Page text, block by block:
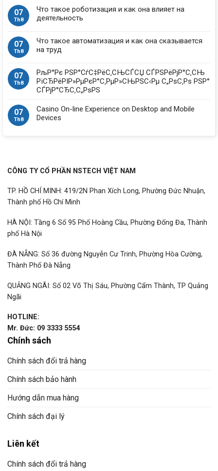
07
Th8
Что такое роботизация и как она влияет на
деятельность
07
Th8
Что такое автоматизация и как она сказывается
на труд
07
Th8
РљР°Рє РЅР°СѓС‡РёС‚СЊСЃСЏ СЃРЅРёРјР°С‚СЊ
РїСЂРёРІР»РµРєР°С‚РµР»СЊРЅС‹Рµ С„РѕС‚Рѕ РЅР°
СЃРјР°СЂС‚С„РѕРЅ
07
Th8
Casino On-line Experience on Desktop and Mobile
Devices
CÔNG TY CỔ PHẦN NSTECH VIỆT NAM
TP. HỒ CHÍ MINH: 419/2N Phan Xích Long, Phường Đức Nhuận,
Thành phố Hồ Chí Minh
HÀ NỘI: Tầng 6 Số 95 Phố Hoàng Cầu, Phường Đống Đa, Thành
phố Hà Nội
ĐÀ NẴNG: Số 36 đường Nguyễn Cư Trinh, Phường Hòa Cường,
Thành Phố Đà Nẵng
QUẢNG NGÃI: Số 02 Võ Thị Sáu, Phường Cẩm Thành, TP Quảng
Ngãi
HOTLINE:
Mr. Đức: 09 3333 5554
Chính sách
Chính sách đổi trả hàng
Chính sách bảo hành
Hướng dẫn mua hàng
Chính sách đại lý
Liên kết
Chính sách đổi trả hàng